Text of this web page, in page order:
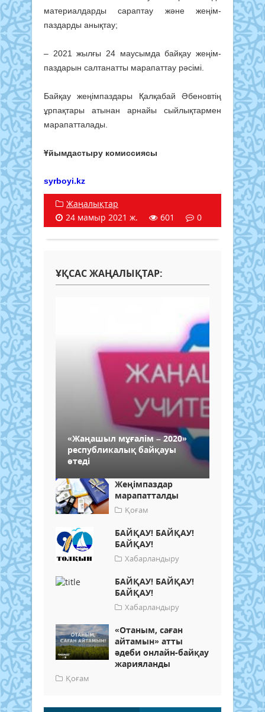
материал­дарды са­раптау және жеңім­
паздарды анықтау;
– 2021 жылғы 24 маусымда байқау жеңім­
паздарын салтанатты марапаттау рәсімі.
Байқау жеңімпаздары Қал­қабай Әбеновтің
ұрпақтары атынан арнайы сый­лық­тармен
марапатталады.
Ұйымдастыру комиссиясы
syrboyi.kz
Жаңалықтар
24 мамыр 2021 ж.
601 0
ҰҚСАС ЖАҢАЛЫҚТАР:
«Жаңашыл мұғалім – 2020»
республикалық байқауы
өтеді
Жеңімпаздар
марапатталды
Қоғам
БАЙҚАУ! БАЙҚАУ!
БАЙҚАУ!
Хабарландыру
БАЙҚАУ! БАЙҚАУ!
БАЙҚАУ!
Хабарландыру
«Отаным, саған
айтамын» атты
әдеби онлайн-байқау
жарияланды
Қоғам